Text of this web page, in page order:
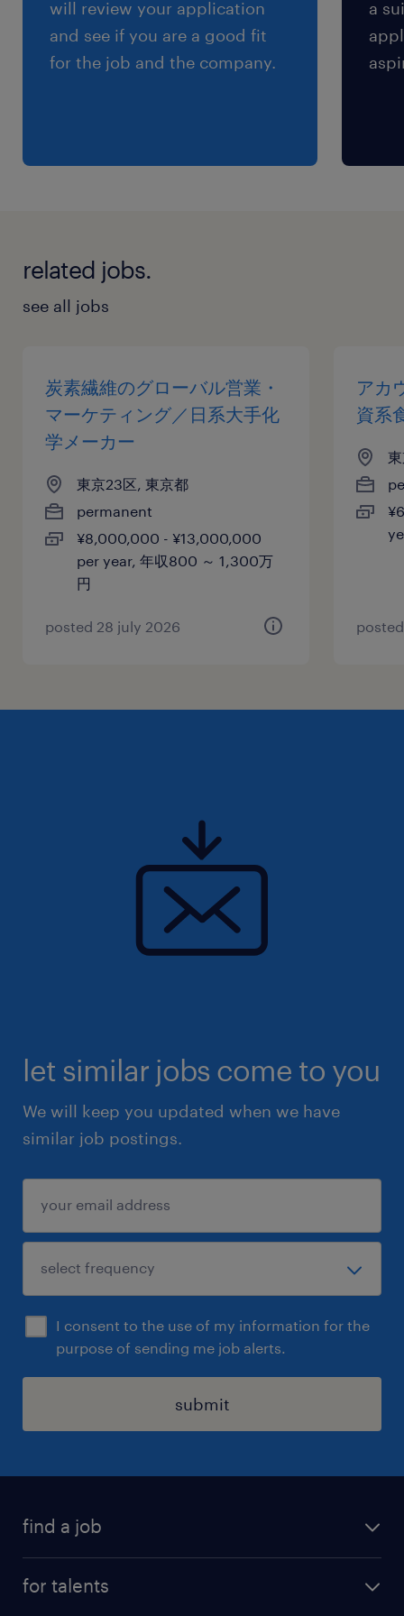
will review your application
and see if you are a good fit
for the job and the company.
a
related jobs.
see all jobs
炭素繊維のグローバル営業・
マーケティング／日系大手化
学メーカー
東京23区, 東京都
permanent
¥8,000,000 - ¥13,000,000
per year, 年収800 ～ 1,300万
円
posted 28 july 2026
アカ
資系
let similar jobs come to you
We will keep you updated when we have
similar job postings.
I consent to the use of my information for the
purpose of sending me job alerts.
submit
find a job
for talents